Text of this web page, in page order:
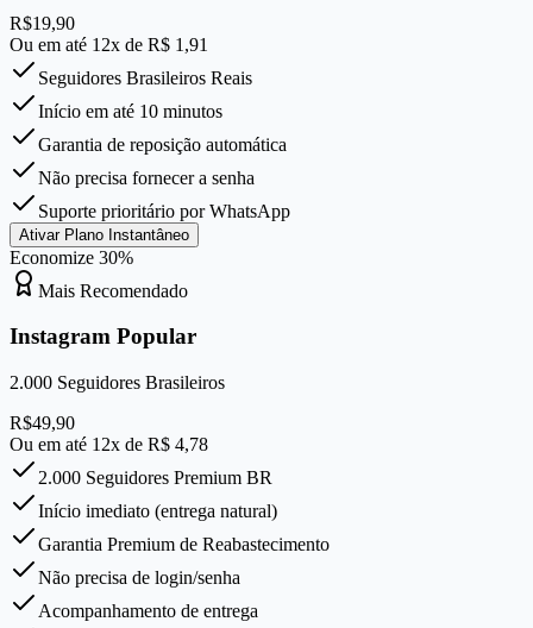
R$19,90
Ou em até 12x de R$ 1,91
Seguidores Brasileiros Reais
Início em até 10 minutos
Garantia de reposição automática
Não precisa fornecer a senha
Suporte prioritário por WhatsApp
Ativar Plano Instantâneo
Economize 30%
Mais Recomendado
Instagram Popular
2.000 Seguidores Brasileiros
R$49,90
Ou em até 12x de R$ 4,78
2.000 Seguidores Premium BR
Início imediato (entrega natural)
Garantia Premium de Reabastecimento
Não precisa de login/senha
Acompanhamento de entrega